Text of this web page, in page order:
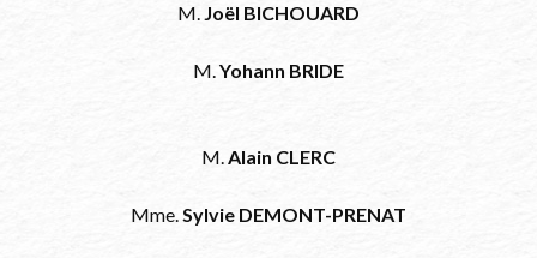
M. Joël BICHOUARD
M.Yohann BRIDE
M.Alain CLERC
Mme.Sylvie DEMONT-PRENAT